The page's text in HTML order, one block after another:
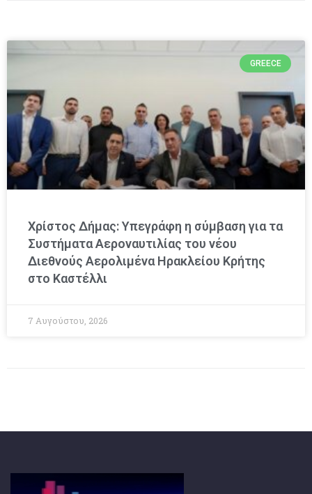
GREECE
Χρίστος Δήμας: Υπεγράφη η σύμβαση για τα
Συστήματα Αεροναυτιλίας του νέου
Διεθνούς Αερολιμένα Ηρακλείου Κρήτης
στο Καστέλλι
7 Αυγούστου, 2026